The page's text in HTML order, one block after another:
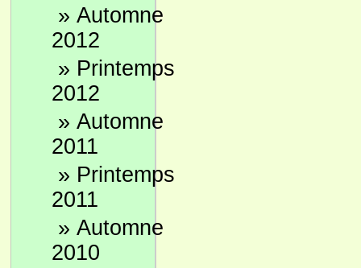
» Automne
2012
» Printemps
2012
» Automne
2011
» Printemps
2011
» Automne
2010